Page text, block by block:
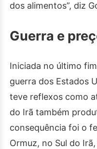
dos alimentos”, diz
Guerra e
Iniciada no último
guerra dos Estados
teve reflexos como
do Irã também
consequência foi o
Ormuz, no Sul do